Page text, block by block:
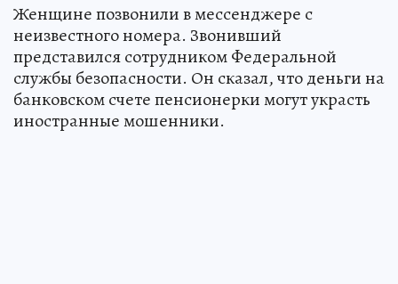
Женщине позвонили в мессенджере с
неизвестного номера. Звонивший
представился сотрудником Федеральной
службы безопасности. Он сказал, что деньги на
банковском счете пенсионерки могут украсть
иностранные мошенники.